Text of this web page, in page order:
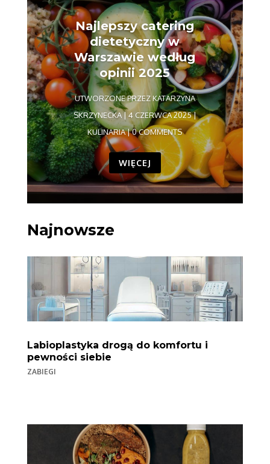
Najlepszy catering
dietetyczny w
Warszawie według
opinii 2025
UTWORZONE PRZEZKATARZYNA
SKRZYNECKA|4 CZERWCA 2025|
KULINARIA| 0 COMMENTS
WIĘCEJ
Najnowsze
Labioplastyka drogą do komfortu i
pewności siebie
ZABIEGI